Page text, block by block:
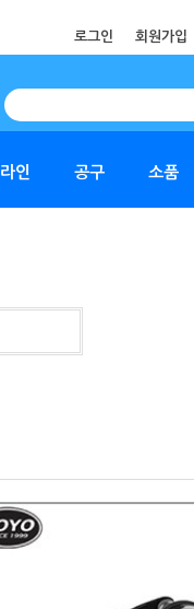
로그인 회원가입
라인 공구 소품